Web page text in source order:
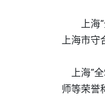
上海“
上海市守
上海“全
师等荣誉